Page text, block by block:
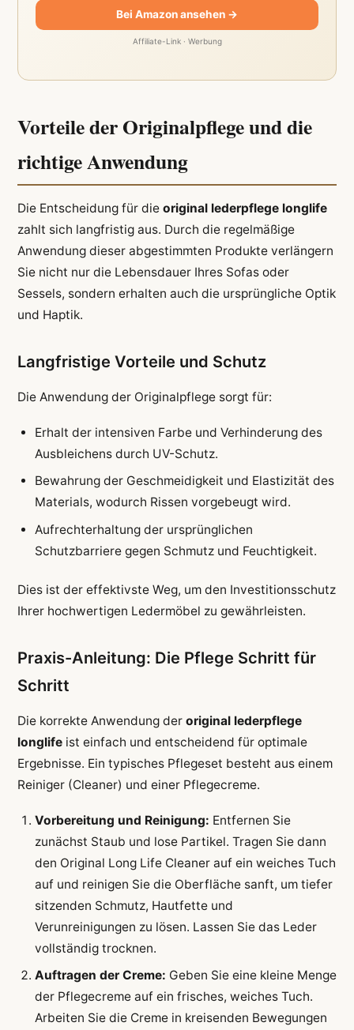
Bei Amazon ansehen →
Affiliate-Link · Werbung
Vorteile der Originalpflege und die
richtige Anwendung
Die Entscheidung für die original lederpflege longlife
zahlt sich langfristig aus. Durch die regelmäßige
Anwendung dieser abgestimmten Produkte verlängern
Sie nicht nur die Lebensdauer Ihres Sofas oder
Sessels, sondern erhalten auch die ursprüngliche Optik
und Haptik.
Langfristige Vorteile und Schutz
Die Anwendung der Originalpflege sorgt für:
Erhalt der intensiven Farbe und Verhinderung des
Ausbleichens durch UV-Schutz.
Bewahrung der Geschmeidigkeit und Elastizität des
Materials, wodurch Rissen vorgebeugt wird.
Aufrechterhaltung der ursprünglichen
Schutzbarriere gegen Schmutz und Feuchtigkeit.
Dies ist der effektivste Weg, um den Investitionsschutz
Ihrer hochwertigen Ledermöbel zu gewährleisten.
Praxis-Anleitung: Die Pflege Schritt für
Schritt
Die korrekte Anwendung der original lederpflege
longlifeist einfach und entscheidend für optimale
Ergebnisse. Ein typisches Pflegeset besteht aus einem
Reiniger (Cleaner) und einer Pflegecreme.
Vorbereitung und Reinigung: Entfernen Sie
zunächst Staub und lose Partikel. Tragen Sie dann
den Original Long Life Cleaner auf ein weiches Tuch
auf und reinigen Sie die Oberfläche sanft, um tiefer
sitzenden Schmutz, Hautfette und
Verunreinigungen zu lösen. Lassen Sie das Leder
vollständig trocknen.
Auftragen der Creme: Geben Sie eine kleine Menge
der Pflegecreme auf ein frisches, weiches Tuch.
Arbeiten Sie die Creme in kreisenden Bewegungen